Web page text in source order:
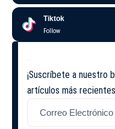
Tiktok
Follow
¡Suscríbete a nuestro
artículos más